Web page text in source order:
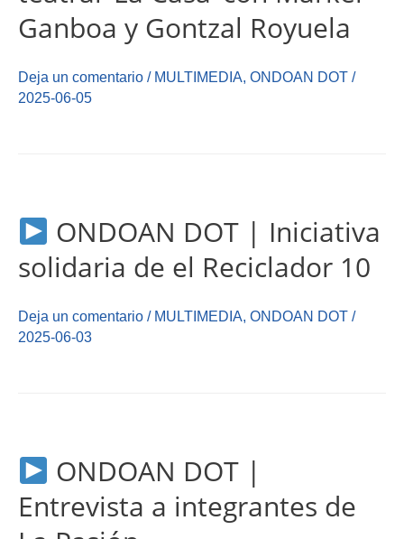
Ganboa y Gontzal Royuela
Deja un comentario / MULTIMEDIA, ONDOAN DOT /
2025-06-05
ONDOAN DOT | Iniciativa
solidaria de el Reciclador 10
Deja un comentario / MULTIMEDIA, ONDOAN DOT /
2025-06-03
ONDOAN DOT |
Entrevista a integrantes de